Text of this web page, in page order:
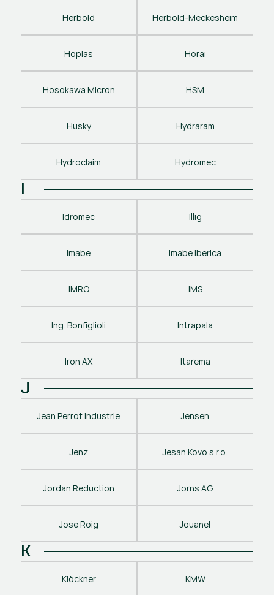
Herbold Herbold-Meckesheim
Hoplas Horai
Hosokawa Micron HSM
Husky Hydraram
Hydroclaim Hydromec
I
Idromec Illig
Imabe Imabe Iberica
IMRO IMS
Ing. Bonfiglioli Intrapala
Iron AX Itarema
J
Jean Perrot Industrie Jensen
Jenz Jesan Kovo s.r.o.
Jordan Reduction Jorns AG
Jose Roig Jouanel
K
Klöckner KMW